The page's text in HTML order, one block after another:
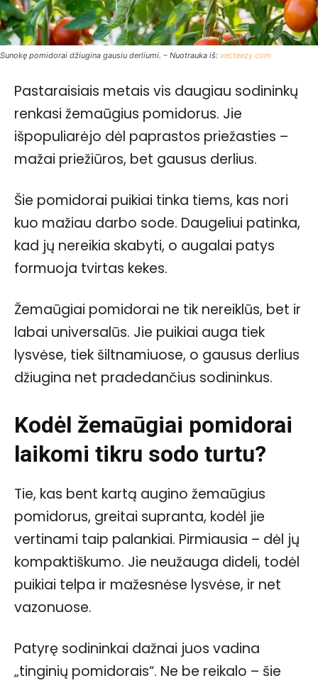
Sunokę pomidorai džiugina gausiu derliumi. – Nuotrauka iš: vecteezy.com
Pastaraisiais metais vis daugiau sodininkų
renkasi žemaūgius pomidorus. Jie
išpopuliarėjo dėl paprastos priežasties –
mažai priežiūros, bet gausus derlius.
Šie pomidorai puikiai tinka tiems, kas nori
kuo mažiau darbo sode. Daugeliui patinka,
kad jų nereikia skabyti, o augalai patys
formuoja tvirtas kekes.
Žemaūgiai pomidorai ne tik nereiklūs, bet ir
labai universalūs. Jie puikiai auga tiek
lysvėse, tiek šiltnamiuose, o gausus derlius
džiugina net pradedančius sodininkus.
Kodėl žemaūgiai pomidorai
laikomi tikru sodo turtu?
Tie, kas bent kartą augino žemaūgius
pomidorus, greitai supranta, kodėl jie
vertinami taip palankiai. Pirmiausia – dėl jų
kompaktiškumo. Jie neužauga dideli, todėl
puikiai telpa ir mažesnėse lysvėse, ir net
vazonuose.
Patyrę sodininkai dažnai juos vadina
„tinginių pomidorais“. Ne be reikalo – šie